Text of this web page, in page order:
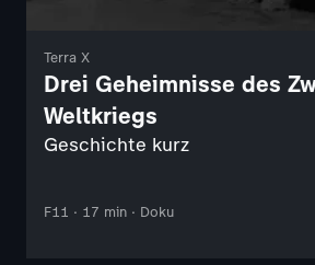
Terra X
Drei Geheimnisse des
Weltkriegs
Geschichte kurz
F11 · 17 min · Doku